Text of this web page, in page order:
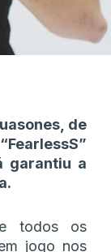
de
garantiu a
todos os
jogo nos